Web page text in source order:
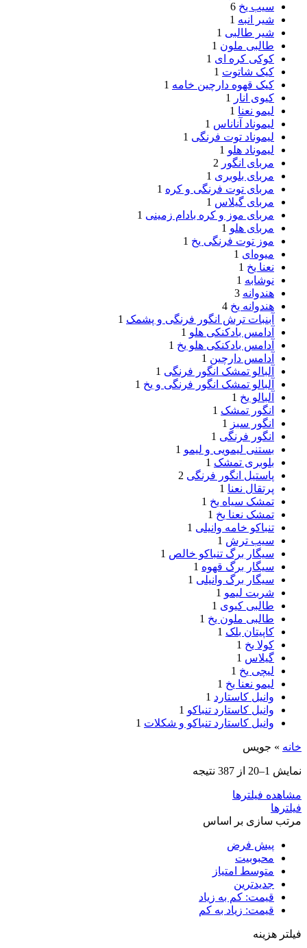
سیب یخ 6
شیر انبه 1
شیر طالبی 1
طالبی ملون 1
کوکی کره ای 1
کیک شاتوت 1
کیک قهوه دارچین خامه 1
کیوی انار
1
لیمو نعنا 1
لیموناد آناناس 1
لیموناد توت فرنگی 1
لیموناد هلو 1
مربای انگور 2
مربای بلوبری 1
مربای توت فرنگی و کره 1
مربای گیلاس 1
مربای موز و کره بادام زمینی 1
مربای هلو 1
موز توت فرنگی یخ 1
میوه‌ای 1
نعنا یخ 1
نوشابه 1
هندوانه 3
هندوانه یخ 4
آبنبات ترش انگور فرنگی و پشمک 1
آدامس بادکنکی هلو 1
آدامس بادکنکی هلو یخ 1
آدامس دارچین 1
آلبالو تمشک انگور فرنگی 1
آلبالو تمشک انگور فرنگی و یخ 1
آلبالو یخ 1
انگور تمشک 1
انگور سبز
1
انگور فرنگی 1
بستنی لیمویی و لیمو 1
بلوبری تمشک 1
پاستیل انگور فرنگی 2
پرتقال نعنا 1
تمشک سیاه یخ 1
تمشک نعنا یخ 1
تنباکو خامه وانیلی 1
سیب ترش 1
سیگار برگ تنباکو خالص 1
سیگار برگ قهوه 1
سیگار برگ وانیلی 1
شربت لیمو 1
طالبی کیوی 1
طالبی ملون یخ 1
کاپیتان بلک 1
کولا یخ 1
گیلاس 1
لیچی یخ 1
لیمو نعنا یخ 1
وانیل کاستارد 1
وانیل کاستارد تنباکو 1
وانیل کاستارد تنباکو و شکلات 1
خانه » جویس‌
نمایش 1–20 از 387 نتیجه
مشاهده فیلترها
فیلترها
مرتب سازی بر اساس
پیش فرض
محبوبیت
متوسط امتیاز
جدیدترین
قیمت: کم به زیاد
قیمت: زیاد به کم
فیلتر هزینه